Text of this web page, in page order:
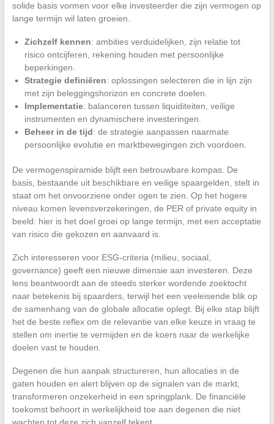
solide basis vormen voor elke investeerder die zijn vermogen op
lange termijn wil laten groeien.
Zichzelf kennen: ambities verduidelijken, zijn relatie tot
risico ontcijferen, rekening houden met persoonlijke
beperkingen.
Strategie definiëren: oplossingen selecteren die in lijn zijn
met zijn beleggingshorizon en concrete doelen.
Implementatie: balanceren tussen liquiditeiten, veilige
instrumenten en dynamischere investeringen.
Beheer in de tijd: de strategie aanpassen naarmate
persoonlijke evolutie en marktbewegingen zich voordoen.
De vermogenspiramide blijft een betrouwbare kompas. De
basis, bestaande uit beschikbare en veilige spaargelden, stelt in
staat om het onvoorziene onder ogen te zien. Op het hogere
niveau komen levensverzekeringen, de PER of private equity in
beeld: hier is het doel groei op lange termijn, met een acceptatie
van risico die gekozen en aanvaard is.
Zich interesseren voor ESG-criteria (milieu, sociaal,
governance) geeft een nieuwe dimensie aan investeren. Deze
lens beantwoordt aan de steeds sterker wordende zoektocht
naar betekenis bij spaarders, terwijl het een veeleisende blik op
de samenhang van de globale allocatie oplegt. Bij elke stap blijft
het de beste reflex om de relevantie van elke keuze in vraag te
stellen om inertie te vermijden en de koers naar de werkelijke
doelen vast te houden.
Degenen die hun aanpak structureren, hun allocaties in de
gaten houden en alert blijven op de signalen van de markt,
transformeren onzekerheid in een springplank. De financiële
toekomst behoort in werkelijkheid toe aan degenen die niet